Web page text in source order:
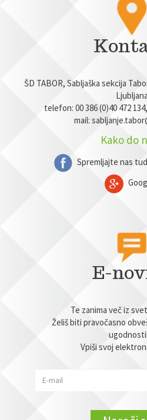
ŠD TABOR, Sabljaška sekcija
Ljubljana
telefon: 00 386 (0)40 472
mail:
Kako do
Spremljajte nas
E-
Te zanima več iz
Želiš biti pravočasno
Vpiši svoj